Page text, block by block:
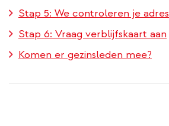
Stap 5: We controleren je adres
Stap 6: Vraag verblijfskaart aan
Komen er gezinsleden mee?